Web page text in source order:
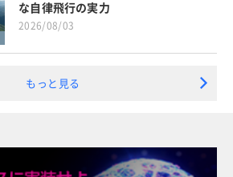
な自律飛行の実力
2026/08/03
もっと見る